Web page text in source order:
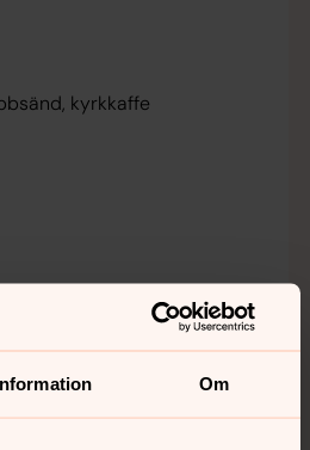
Om
kyrkkaffe